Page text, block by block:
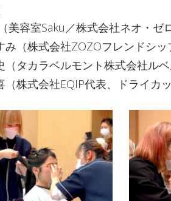
美容室Saku／株式会社ネオ・ゼ
み（株式会社ZOZOフレンドシッ
（タカラベルモント株式会社ルベ
（株式会社EQIP代表、ドライカ